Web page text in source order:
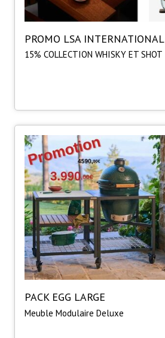
PROMO LSA INTERNATIONAL
15% COLLECTION WHISKY ET SHOT
PACK EGG LARGE
Meuble Modulaire Deluxe